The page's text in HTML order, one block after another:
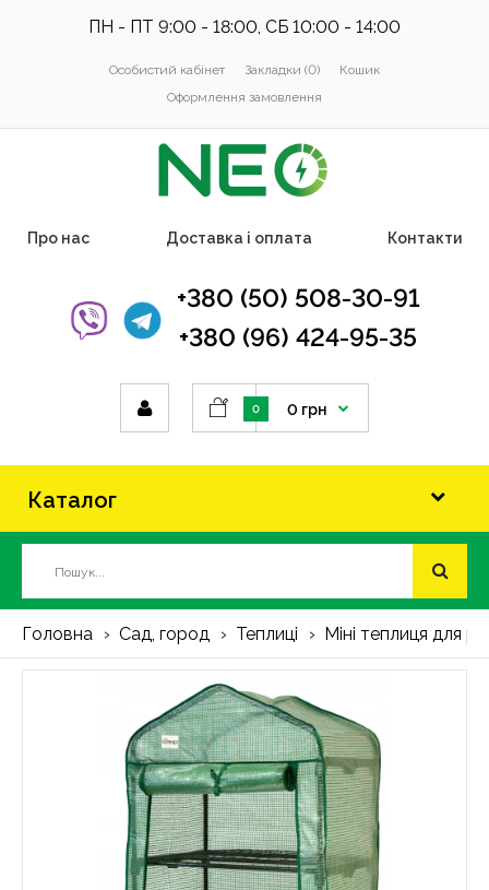
ПН - ПТ 9:00 - 18:00, СБ 10:00 - 14:00
Особистий кабінет Закладки (0)
Кошик
Оформлення замовлення
Про нас Доставка і оплата Контакти
+380 (50) 508-30-91
+380 (96) 424-95-35
0 0 грн
Каталог
Головна Сад, город Теплиці Міні теплиця для